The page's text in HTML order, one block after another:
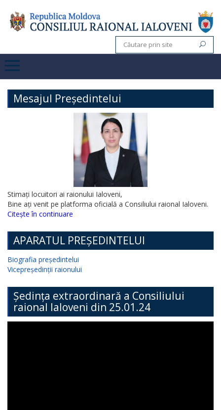
Mesajul Președintelui
Stimați locuitori ai raionului Ialoveni,
Bine ați venit pe platforma oficială a Consiliului raional Ialoveni.
Citește în continuare
APARATUL PREȘEDINTELUI
Biografia președintelui
Vicepreședinții raionului
Ședința extraordinară a Consiliului
raional Ialoveni din 25.01.24